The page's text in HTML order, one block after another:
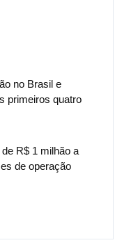
no Brasil e
primeiros quatro
R$ 1 milhão a
de operação